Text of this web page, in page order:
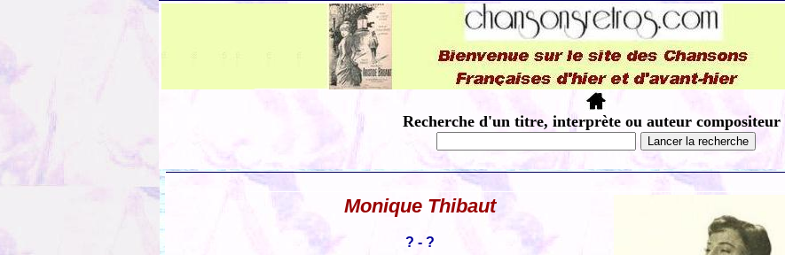
Recherche d'un titre, interprète ou auteur compositeur
Monique Thibaut
? - ?